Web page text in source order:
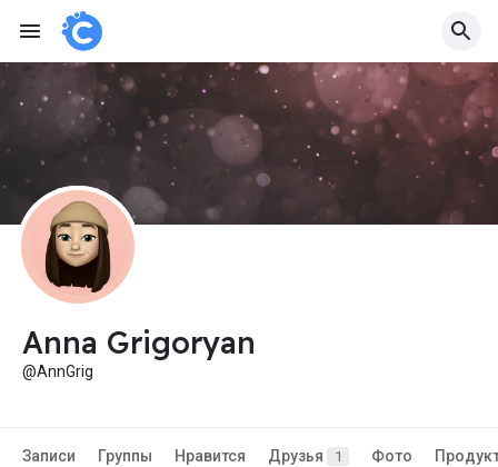
Anna Grigoryan
@AnnGrig
Записи Группы Нравится Друзья 1 Фото